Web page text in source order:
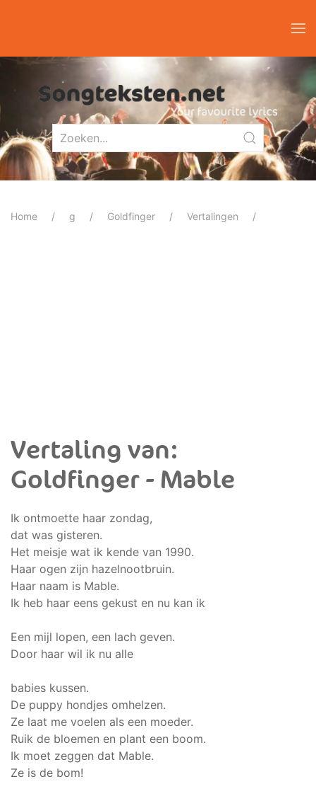
Home g Goldfinger Vertalingen
Vertaling van:
Goldfinger - Mable
Ik ontmoette haar zondag,
dat was gisteren.
Het meisje wat ik kende van 1990.
Haar ogen zijn hazelnootbruin.
Haar naam is Mable.
Ik heb haar eens gekust en nu kan ik
Een mijl lopen, een lach geven.
Door haar wil ik nu alle
babies kussen.
De puppy hondjes omhelzen.
Ze laat me voelen als een moeder.
Ruik de bloemen en plant een boom.
Ik moet zeggen dat Mable.
Ze is de bom!